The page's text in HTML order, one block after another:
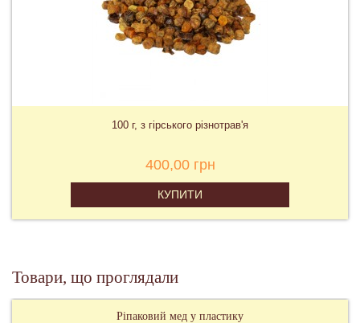
100 г, з гірського різнотрав'я
400,00 грн
КУПИТИ
Товари, що проглядали
Ріпаковий мед у пластику